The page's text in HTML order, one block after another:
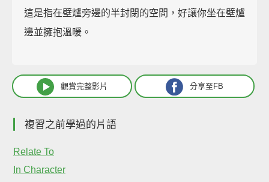
這是指在壁爐旁邊的半封閉的空間，好讓你坐在壁爐
邊並擁抱溫暖。
觀賞完整影片 分享至FB
複習之前學過的片語
Relate To
In Character